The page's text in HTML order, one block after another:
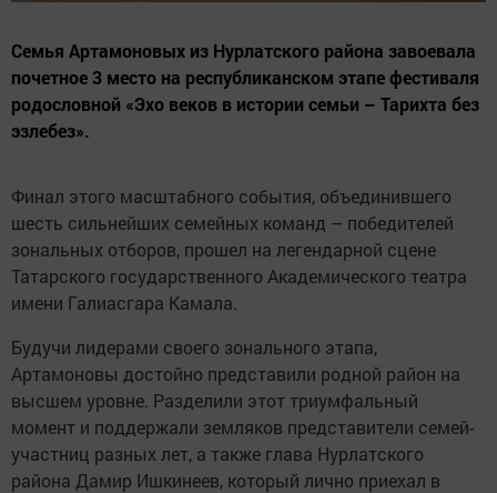
Семья Артамоновых из Нурлатского района завоевала
почетное 3 место на республиканском этапе фестиваля
родословной «Эхо веков в истории семьи – Тарихта без
эзлебез».
Финал этого масштабного события, объединившего
шесть сильнейших семейных команд – победителей
зональных отборов, прошел на легендарной сцене
Татарского государственного Академического театра
имени Галиасгара Камала.
Будучи лидерами своего зонального этапа,
Артамоновы достойно представили родной район на
высшем уровне. Разделили этот триумфальный
момент и поддержали земляков представители семей-
участниц разных лет, а также глава Нурлатского
района Дамир Ишкинеев, который лично приехал в